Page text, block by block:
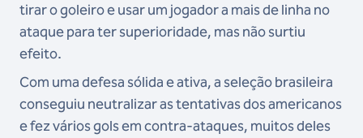
tirar o goleiro e usar um jogador a mais de linha no
ataque para ter superioridade, mas não surtiu
efeito.
Com uma defesa sólida e ativa, a seleção brasileira
conseguiu neutralizar as tentativas dos americanos
e fez vários gols em contra-ataques, muitos deles